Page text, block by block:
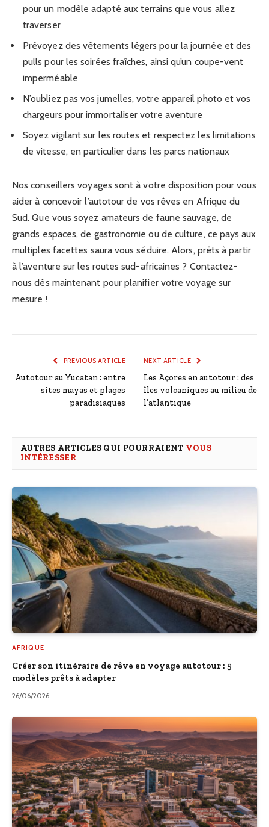
pour un modèle adapté aux terrains que vous allez
traverser
Prévoyez des vêtements légers pour la journée et des
pulls pour les soirées fraîches, ainsi qu’un coupe-vent
imperméable
N’oubliez pas vos jumelles, votre appareil photo et vos
chargeurs pour immortaliser votre aventure
Soyez vigilant sur les routes et respectez les limitations
de vitesse, en particulier dans les parcs nationaux
Nos conseillers voyages sont à votre disposition pour vous
aider à concevoir l’autotour de vos rêves en Afrique du
Sud. Que vous soyez amateurs de faune sauvage, de
grands espaces, de gastronomie ou de culture, ce pays aux
multiples facettes saura vous séduire. Alors, prêts à partir
à l’aventure sur les routes sud-africaines ? Contactez-
nous dès maintenant pour planifier votre voyage sur
mesure !
PREVIOUS ARTICLE
Autotour au Yucatan : entre
sites mayas et plages
paradisiaques
NEXT ARTICLE
Les Açores en autotour : des
îles volcaniques au milieu de
l’atlantique
AUTRES ARTICLES QUI POURRAIENT VOUS
INTÉRESSER
AFRIQUE
Créer son itinéraire de rêve en voyage autotour : 5
modèles prêts à adapter
26/06/2026